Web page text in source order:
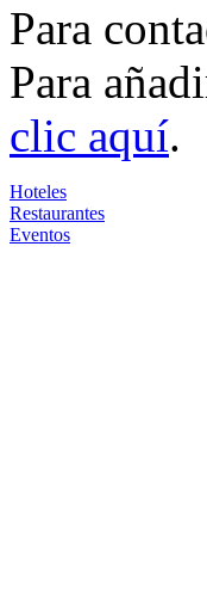
Para
Para
clic aquí.
Hoteles
Restaurantes
Eventos